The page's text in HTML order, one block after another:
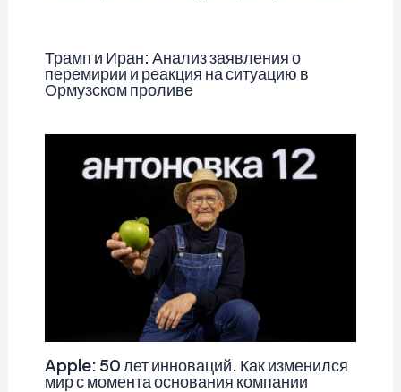
Трамп и Иран: Анализ заявления о
перемирии и реакция на ситуацию в
Ормузском проливе
Apple: 50 лет инноваций. Как изменился
мир с момента основания компании